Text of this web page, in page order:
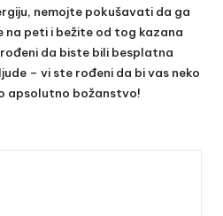
nemojte pokušavati da ga
na peti i bežite od tog kazana
da biste bili besplatna
– vi ste rođeni da bi vas neko
apsolutno božanstvo!